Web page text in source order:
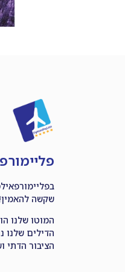
שקשה להאמין!
המוטו שלנו
הדילים שלנו
הציבור הדתי